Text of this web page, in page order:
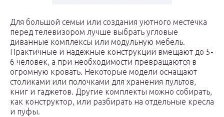
Для большой семьи или создания уютного местечка
перед телевизором лучше выбрать угловые
диванные комплексы или модульную мебель.
Практичные и надежные конструкции вмещают до 5-
6 человек, а при необходимости превращаются в
огромную кровать. Некоторые модели оснащают
столиками или полочками для хранения пультов,
книг и гаджетов. Другие комплекты можно собирать,
как конструктор, или разбирать на отдельные кресла
и пуфы.